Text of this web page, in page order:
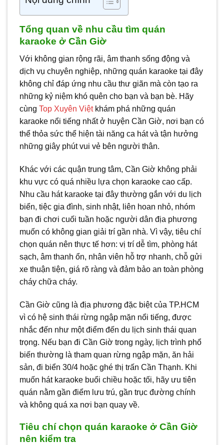
Tổng quan về nhu cầu tìm quán
karaoke ở Cần Giờ
Với không gian rộng rãi, âm thanh sống động và
dịch vụ chuyên nghiệp, những quán karaoke tại đây
không chỉ đáp ứng nhu cầu thư giãn mà còn tạo ra
những kỷ niệm khó quên cho bạn và bạn bè. Hãy
cùng Top Xuyên Việtkhám phá những quán
karaoke nổi tiếng nhất ở huyện Cần Giờ, nơi bạn có
thể thỏa sức thể hiện tài năng ca hát và tận hưởng
những giây phút vui vẻ bên người thân.
Khác với các quận trung tâm, Cần Giờ không phải
khu vực có quá nhiều lựa chọn karaoke cao cấp.
Nhu cầu hát karaoke tại đây thường gắn với du lịch
biển, tiệc gia đình, sinh nhật, liên hoan nhỏ, nhóm
bạn đi chơi cuối tuần hoặc người dân địa phương
muốn có không gian giải trí gần nhà. Vì vậy, tiêu chí
chọn quán nên thực tế hơn: vị trí dễ tìm, phòng hát
sạch, âm thanh ổn, nhân viên hỗ trợ nhanh, chỗ gửi
xe thuận tiện, giá rõ ràng và đảm bảo an toàn phòng
cháy chữa cháy.
Cần Giờ cũng là địa phương đặc biệt của TP.HCM
vì có hệ sinh thái rừng ngập mặn nổi tiếng, được
nhắc đến như một điểm đến du lịch sinh thái quan
trọng. Nếu bạn đi Cần Giờ trong ngày, lịch trình phổ
biến thường là tham quan rừng ngập mặn, ăn hải
sản, đi biển 30/4 hoặc ghé thị trấn Cần Thạnh. Khi
muốn hát karaoke buổi chiều hoặc tối, hãy ưu tiên
quán nằm gần điểm lưu trú, gần trục đường chính
và không quá xa nơi bạn quay về.
Tiêu chí chọn quán karaoke ở Cần Giờ
nên kiểm tra